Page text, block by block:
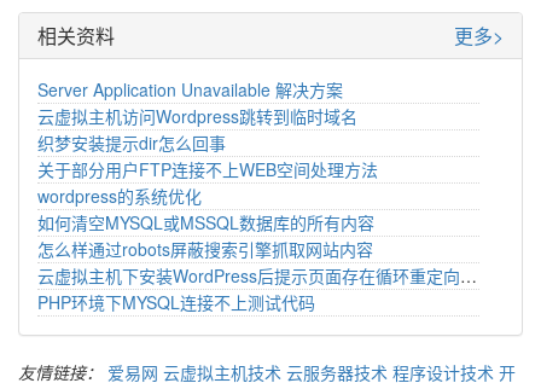
相关资料 更多>
Server Application Unavailable 解决方案
云虚拟主机访问Wordpress跳转到临时域名
织梦安装提示dir怎么回事
关于部分用户FTP连接不上WEB空间处理方法
wordpress的系统优化
如何清空MYSQL或MSSQL数据库的所有内容
怎么样通过robots屏蔽搜索引擎抓取网站内容
云虚拟主机下安装WordPress后提示页面存在循环重定向问题
PHP环境下MYSQL连接不上测试代码
友情链接： 爱易网 云虚拟主机技术 云服务器技术 程序设计技术 开